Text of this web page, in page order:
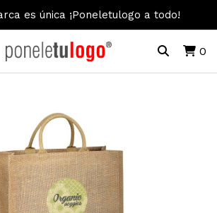
es única ¡Poneletulogo a todo!
0